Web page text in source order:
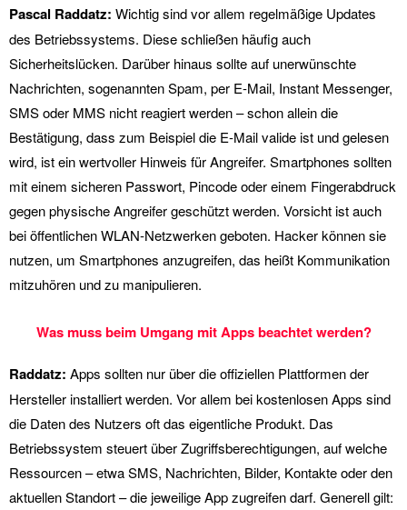
Pascal Raddatz: Wichtig sind vor allem regelmäßige Updates
des Betriebssystems. Diese schließen häufig auch
Sicherheitslücken. Darüber hinaus sollte auf unerwünschte
Nachrichten, sogenannten Spam, per E-Mail, Instant Messenger,
SMS oder MMS nicht reagiert werden – schon allein die
Bestätigung, dass zum Beispiel die E-Mail valide ist und gelesen
wird, ist ein wertvoller Hinweis für Angreifer. Smartphones sollten
mit einem sicheren Passwort, Pincode oder einem Fingerabdruck
gegen physische Angreifer geschützt werden. Vorsicht ist auch
bei öffentlichen WLAN-Netzwerken geboten. Hacker können sie
nutzen, um Smartphones anzugreifen, das heißt Kommunikation
mitzuhören und zu manipulieren.
Was muss beim Umgang mit Apps beachtet werden?
Raddatz: Apps sollten nur über die offiziellen Plattformen der
Hersteller installiert werden. Vor allem bei kostenlosen Apps sind
die Daten des Nutzers oft das eigentliche Produkt. Das
Betriebssystem steuert über Zugriffsberechtigungen, auf welche
Ressourcen – etwa SMS, Nachrichten, Bilder, Kontakte oder den
aktuellen Standort – die jeweilige App zugreifen darf. Generell gilt: